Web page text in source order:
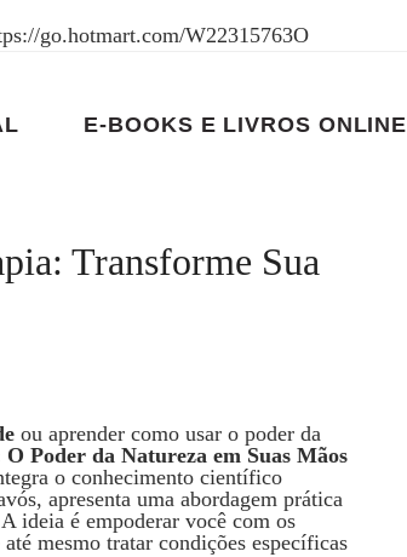
E-BOOKS E LIVROS ONLINE
Transforme Sua
ou aprender como usar o poder da
Poder da Natureza em Suas Mãos
o conhecimento científico
apresenta uma abordagem prática
ideia é empoderar você com os
mesmo tratar condições específicas